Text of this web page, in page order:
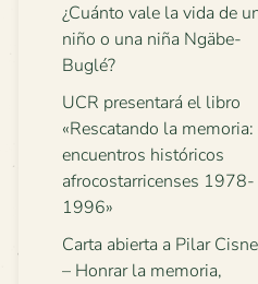
¿Cuánto vale la vida de
niño o una niña Ngäbe-
Buglé?
UCR presentará el libro
«Rescatando la
encuentros históricos
afrocostarricenses 1978-
1996»
Carta abierta a Pilar
– Honrar la memoria,